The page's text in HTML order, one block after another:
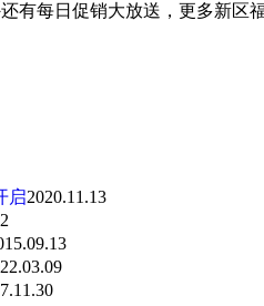
每日促销大放送，更多新区
启2020.11.13